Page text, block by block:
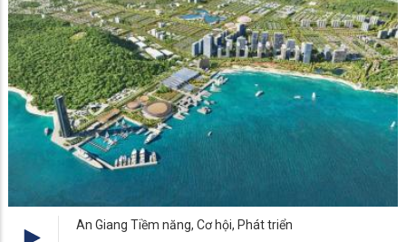
An Giang Tiềm năng, Cơ hội, Phát triển